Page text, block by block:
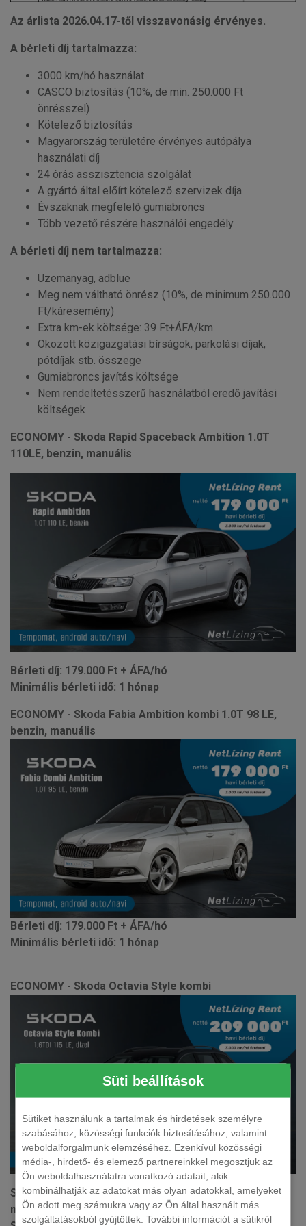
Süti beállítások
Sütiket használunk a tartalmak és hirdetések személyre
szabásához, közösségi funkciók biztosításához, valamint
weboldalforgalmunk elemzéséhez. Ezenkívül közösségi
média-, hirdető- és elemező partnereinkkel megosztjuk az
Ön weboldalhasználatra vonatkozó adatait, akik
kombinálhatják az adatokat más olyan adatokkal, amelyeket
Ön adott meg számukra vagy az Ön által használt más
szolgáltatásokból gyűjtöttek. További információt a sütikről
Az árlista 2026.04.17-től visszavonásig érvényes.
A bérleti díj tartalmazza:
3000 km/hó használat
CASCO biztosítás (10%, de min. 250.000 Ft
önrésszel)
Kötelező biztosítás
Magyarország területére érvényes autópálya
használati díj
24 órás asszisztencia szolgálat
A gyártó által előírt kötelező szervizek díja
Évszaknak megfelelő gumiabroncs
Több vezető részére használói engedély
A bérleti díj nem tartalmazza:
Üzemanyag, adblue
Meg nem váltható önrész (10%, de minimum 250.000
Ft/káresemény)
Extra km-ek költsége: 39 Ft+ÁFA/km
Okozott közigazgatási bírságok, parkolási díjak,
pótdíjak stb. összege
Gumiabroncs javítás költsége
Nem rendeltetésszerű használatból eredő javítási
költségek
ECONOMY - Skoda Rapid Spaceback Ambition 1.0T
110LE, benzin, manuális
Bérleti díj: 179.000 Ft + ÁFA/hó
Minimális bérleti idő: 1 hónap
ECONOMY - Skoda Fabia Ambition kombi 1.0T 98 LE,
benzin, manuális
Bérleti díj: 179.000 Ft + ÁFA/hó
Minimális bérleti idő: 1 hónap
ECONOMY - Skoda Octavia Style kombi
Skoda Octavia Style, 1.6TDI 115LE, dízel kombi
manuális bérleti díj: 209.000 Ft + ÁFA/hó